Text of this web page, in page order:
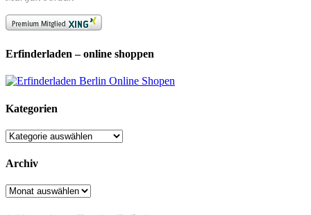
Erfinderladen – online shoppen
Kategorien
Kategorien
Archiv
Archiv